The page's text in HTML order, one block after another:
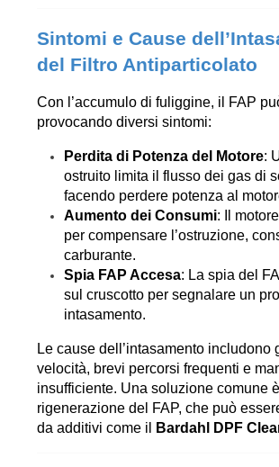
Sintomi e Cause
del Filtro Antiparticolato
Con l’accumulo di fuliggine, il FAP
provocando diversi sintomi:
Perdita di Potenza del Motore:
ostruito limita il flusso dei gas di
facendo perdere potenza al
Aumento dei Consumi: Il
per compensare l’ostruzione,
carburante.
Spia FAP Accesa: La spia del
sul cruscotto per segnalare un
intasamento.
Le cause dell’intasamento includono
velocità, brevi percorsi frequenti e
insufficiente. Una soluzione comune
rigenerazione del FAP, che può
da additivi come il
Bardahl DPF